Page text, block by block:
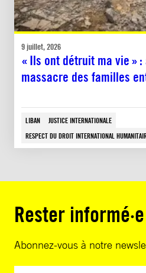
9 juillet, 2026
« Ils ont détruit ma vie »
massacre des familles
LIBAN
JUSTICE INTERNATIONALE
RESPECT DU DROIT INTERNATIONAL
Rester informé·e
Abonnez-vous à notre